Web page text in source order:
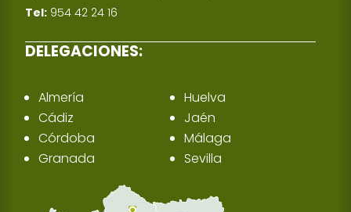
Tel: 954 42 24 16
DELEGACIONES:
Almería
Cádiz
Córdoba
Granada
Huelva
Jaén
Málaga
Sevilla